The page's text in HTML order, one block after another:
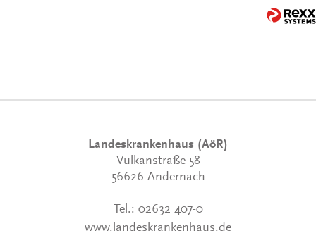
Landeskrankenhaus (AöR)
Vulkanstraße 58
56626 Andernach
Tel.: 02632 407-0
www.landeskrankenhaus.de